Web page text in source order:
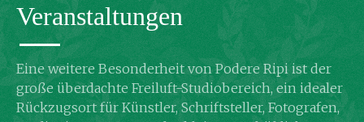
Veranstaltungen
Eine weitere Besonderheit von Podere Ripi ist der
große überdachte Freiluft-Studiobereich, ein idealer
Rückzugsort für Künstler, Schriftsteller, Fotografen,